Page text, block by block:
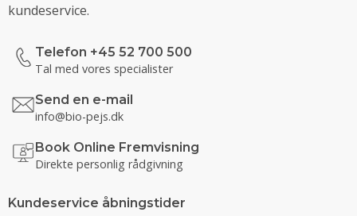
kundeservice.
Telefon +45 52 700 500
Tal med vores specialister
Send en e-mail
info@bio-pejs.dk
Book Online Fremvisning
Direkte personlig rådgivning
Kundeservice åbningstider